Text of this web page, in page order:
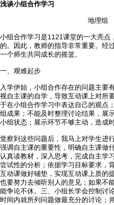
浅谈小组合作学习
地理组
小组合作学习是1121课堂的一大亮点
的。因此，教师的指导非常重要。经
一个师生共同成长的摇篮。
一、艰难起步
入学伊始，小组合作存在的问题主要
视自主课的自学，导致互动课上对所
于在小组合作学习中表达自己的观点
组成果；不能及时整理讨论结果，展
小组状态；展示环节不够主动，造
觉察到这些问题后，我马上对学生进
强调自主课的重要性，明确自主课做
认真读教材，深入思考，完成自主学
尝试性的分析；依据学习目标要求，
互动课做好铺垫，实现互动课上质的
也要努力去倾听别人的意见；如果不
能争论不休。三、小组长学会控制讨
时间内就所列问题做最充分的讨论
 首页
 信息公开
 教学教研
 最新公告
 校园新闻
 科学技术实验校